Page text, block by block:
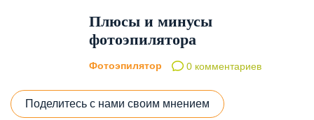
Плюсы и минусы
фотоэпилятора
Фотоэпилятор 0 комментариев
Поделитесь с нами своим мнением